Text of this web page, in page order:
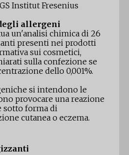
Institut Fresenius
allergeni
un'analisi chimica di 26
presenti nei prodotti
sui cosmetici,
sulla confezione se
dello 0,001%.
si intendono le
provocare una reazione
sotto forma di
cutanea o eczema.